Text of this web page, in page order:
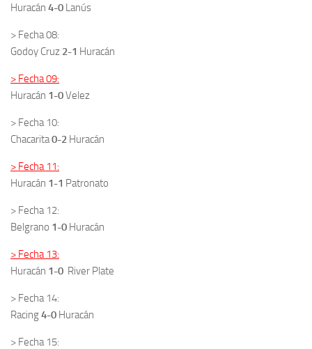
Huracán 4-0 Lanús
> Fecha 08:
Godoy Cruz 2-1 Huracán
> Fecha 09:
Huracán 1-0Velez
> Fecha 10:
Chacarita0-2 Huracán
> Fecha 11:
Huracán 1-1 Patronato
> Fecha 12:
Belgrano 1-0 Huracán
> Fecha 13:
Huracán 1-0 River Plate
> Fecha 14:
Racing4-0 Huracán
> Fecha 15: